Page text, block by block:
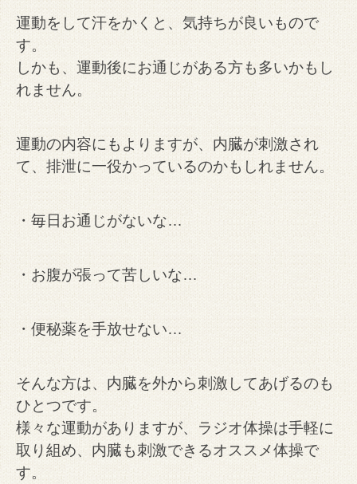
運動をして汗をかくと、気持ちが良いもので
す。
しかも、運動後にお通じがある方も多いかもし
れません。
運動の内容にもよりますが、内臓が刺激され
て、排泄に一役かっているのかもしれません。
・毎日お通じがないな…
・お腹が張って苦しいな…
・便秘薬を手放せない…
そんな方は、内臓を外から刺激してあげるのも
ひとつです。
様々な運動がありますが、ラジオ体操は手軽に
取り組め、内臓も刺激できるオススメ体操で
す。